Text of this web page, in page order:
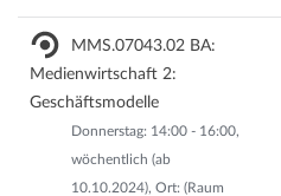
MMS.07043.02 BA:
Medienwirtschaft 2:
Geschäftsmodelle
Donnerstag: 14:00 - 16:00,
wöchentlich (ab
10.10.2024), Ort: (Raum